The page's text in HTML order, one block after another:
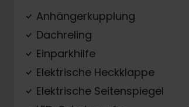
Anhängerkupplung
Dachreling
Einparkhilfe
Elektrische Heckklappe
Elektrische Seitenspiegel